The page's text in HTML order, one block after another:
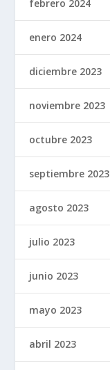
febrero 2024
enero 2024
diciembre 2023
noviembre 2023
octubre 2023
septiembre 2023
agosto 2023
julio 2023
junio 2023
mayo 2023
abril 2023